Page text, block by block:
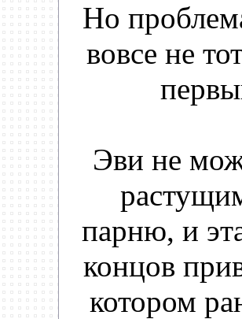
Но
вовсе не
Эви не
парню, и
концов
котором